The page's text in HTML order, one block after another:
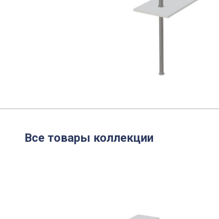
Все товары коллекции